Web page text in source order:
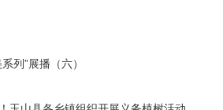
列”展播（六）